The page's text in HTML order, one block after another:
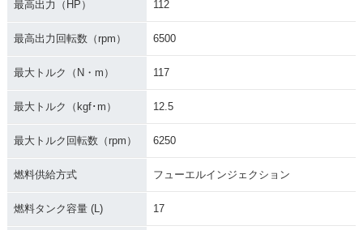
最高出力（HP） 112
最高出力回転数（rpm） 6500
最大トルク（N・m） 117
最大トルク（kgf･m） 12.5
最大トルク回転数（rpm） 6250
燃料供給方式 フューエルインジェクション
燃料タンク容量 (L) 17